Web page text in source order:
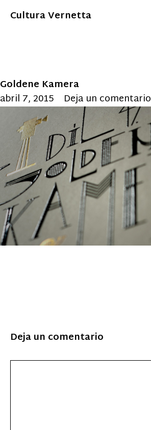
Cultura Vernetta
Goldene Kamera
abril 7, 2015
Deja un comentario
Deja un comentario